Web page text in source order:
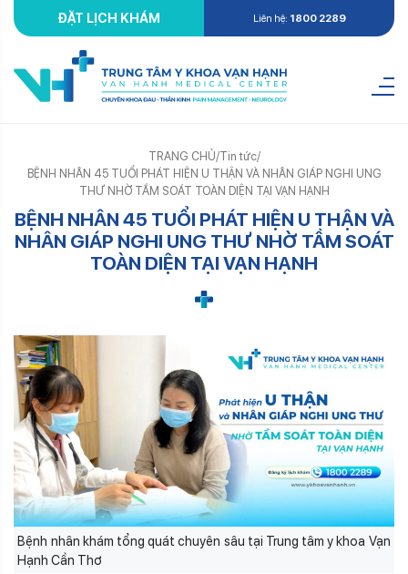
ĐẶT LỊCH KHÁM Liên hệ: 1800 2289
TRANG CHỦ/Tin tức/
BỆNH NHÂN 45 TUỔI PHÁT HIỆN U THẬN VÀ NHÂN GIÁP NGHI UNG
THƯ NHỜ TẦM SOÁT TOÀN DIỆN TẠI VẠN HẠNH
BỆNH NHÂN 45 TUỔI PHÁT HIỆN U THẬN VÀ
NHÂN GIÁP NGHI UNG THƯ NHỜ TẦM SOÁT
TOÀN DIỆN TẠI VẠN HẠNH
Bệnh nhân khám tổng quát chuyên sâu tại Trung tâm y khoa Vạn
Hạnh Cần Thơ